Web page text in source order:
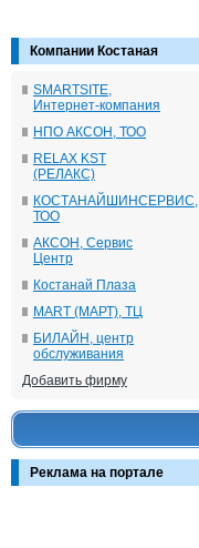
Компании Костаная
SMARTSITE,
Интернет-компания
НПО АКСОН, ТОО
RELAX KST
(РЕЛАКС)
КОСТАНАЙШИНСЕРВИС,
ТОО
АКСОН, Сервис
Центр
Костанай Плаза
MART (МАРТ), ТЦ
БИЛАЙН, центр
обслуживания
Добавить фирму
Реклама на портале